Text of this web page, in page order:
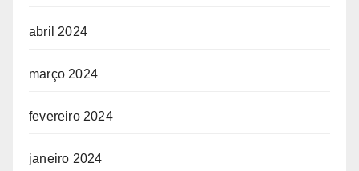
abril 2024
março 2024
fevereiro 2024
janeiro 2024